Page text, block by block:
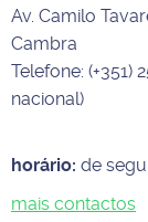
Av. Camilo
Cambra
Telefone: (+351)
nacional)
horário: de
mais contactos